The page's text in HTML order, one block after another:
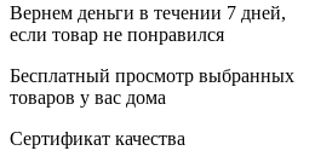
Вернем деньги в течении 7 дней,
если товар не понравился
Бесплатный просмотр выбранных
товаров у вас дома
Сертификат качества